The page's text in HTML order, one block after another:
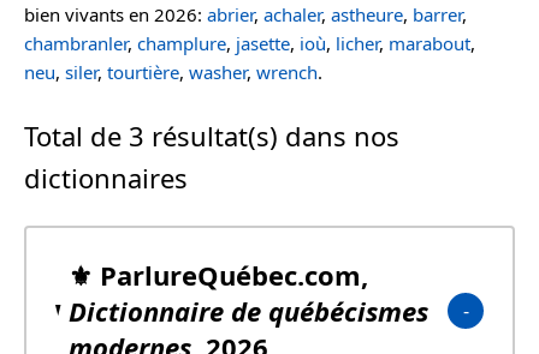
bien vivants en 2026: abrier, achaler, astheure, barrer,
chambranler, champlure, jasette, ioù, licher, marabout,
neu, siler, tourtière, washer, wrench.
Total de 3 résultat(s) dans nos
dictionnaires
⚜️ ParlureQuébec.com,
Dictionnaire de québécismes
modernes, 2026